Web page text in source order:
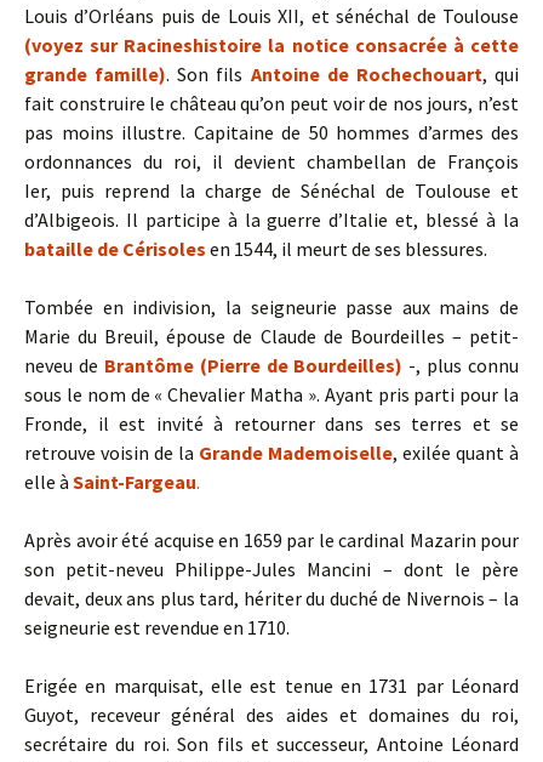
Louis d’Orléans puis de Louis XII, et sénéchal de Toulouse
(voyez sur Racineshistoire la notice consacrée à cette
grande famille). Son fils Antoine de Rochechouart, qui
fait construire le château qu’on peut voir de nos jours, n’est
pas moins illustre. Capitaine de 50 hommes d’armes des
ordonnances du roi, il devient chambellan de François
Ier, puis reprend la charge de Sénéchal de Toulouse et
d’Albigeois. Il participe à la guerre d’Italie et, blessé à la
bataille de Cérisoles en 1544, il meurt de ses blessures.
Tombée en indivision, la seigneurie passe aux mains de
Marie du Breuil, épouse de Claude de Bourdeilles – petit-
neveu de Brantôme (Pierre de Bourdeilles) -, plus connu
sous le nom de « Chevalier Matha ». Ayant pris parti pour la
Fronde, il est invité à retourner dans ses terres et se
retrouve voisin de la Grande Mademoiselle, exilée quant à
elle à Saint-Fargeau.
Après avoir été acquise en 1659 par le cardinal Mazarin pour
son petit-neveu Philippe-Jules Mancini – dont le père
devait, deux ans plus tard, hériter du duché de Nivernois – la
seigneurie est revendue en 1710.
Erigée en marquisat, elle est tenue en 1731 par Léonard
Guyot, receveur général des aides et domaines du roi,
secrétaire du roi. Son fils et successeur, Antoine Léonard